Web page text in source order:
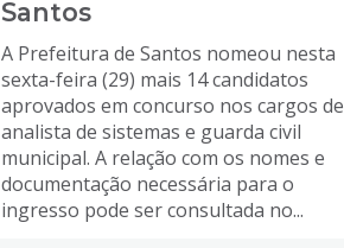
Santos
A Prefeitura de Santos nomeou nesta
sexta-feira (29) mais 14 candidatos
aprovados em concurso nos cargos de
analista de sistemas e guarda civil
municipal. A relação com os nomes e
documentação necessária para o
ingresso pode ser consultada no...